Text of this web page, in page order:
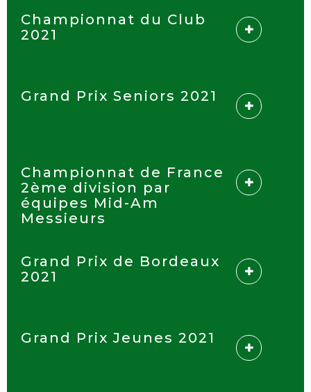
Championnat du Club
2021
Grand Prix Seniors 2021
Championnat de France
2ème division par
équipes Mid-Am
Messieurs
Grand Prix de Bordeaux
2021
Grand Prix Jeunes 2021